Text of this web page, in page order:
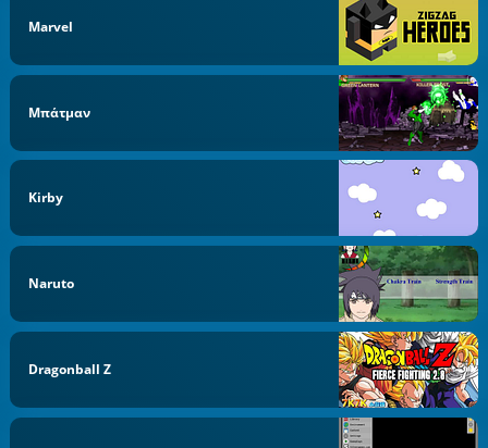
Marvel
Μπάτμαν
Kirby
Naruto
Dragonball Z